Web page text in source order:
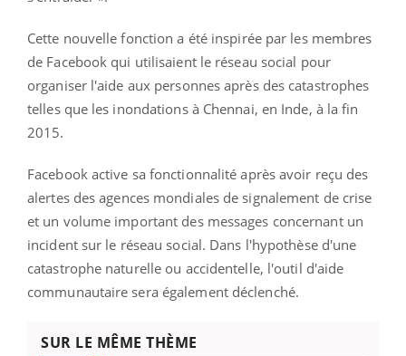
Cette nouvelle fonction a été inspirée par les membres
de Facebook qui utilisaient le réseau social pour
organiser l'aide aux personnes après des catastrophes
telles que les inondations à Chennai, en Inde, à la fin
2015.
Facebook active sa fonctionnalité après avoir reçu des
alertes des agences mondiales de signalement de crise
et un volume important des messages concernant un
incident sur le réseau social. Dans l'hypothèse d'une
catastrophe naturelle ou accidentelle, l'outil d'aide
communautaire sera également déclenché.
SUR LE MÊME THÈME